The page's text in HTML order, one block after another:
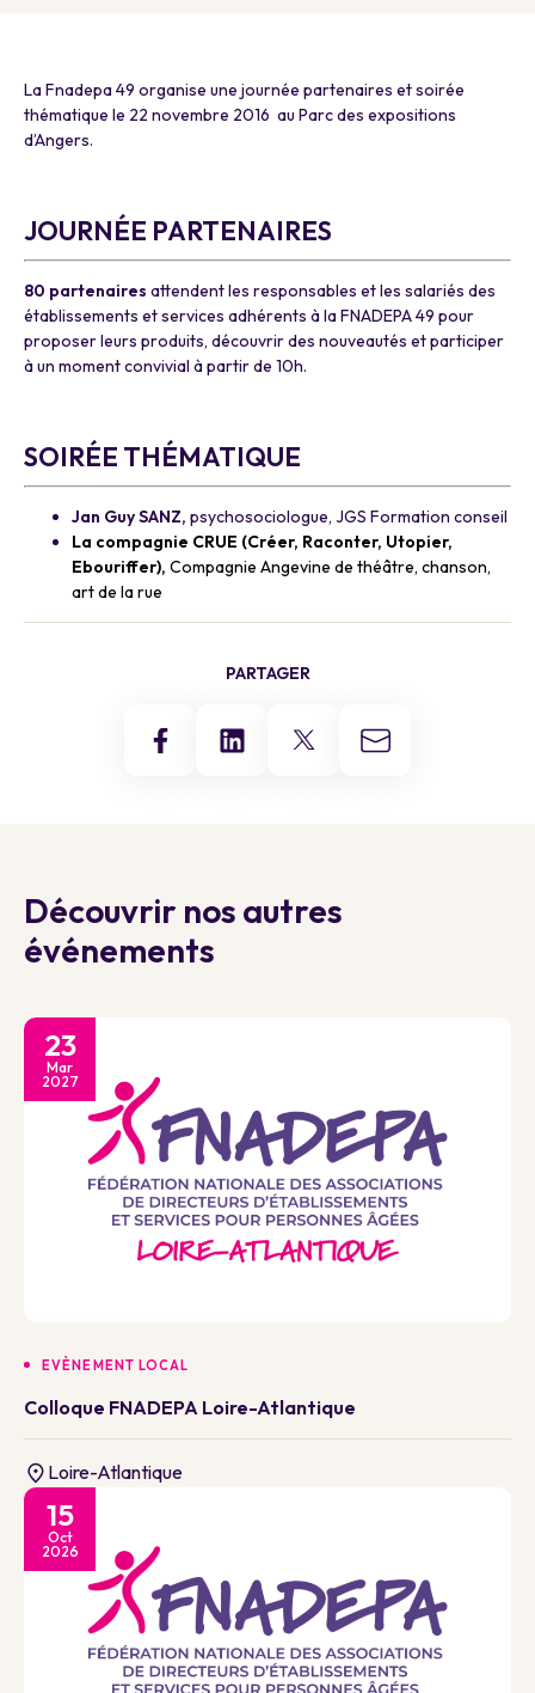
PARTAGER
La Fnadepa 49 organise une journée partenaires et soirée
thématique le 22 novembre 2016 au Parc des expositions
d’Angers.
JOURNÉE PARTENAIRES
80 partenaires attendent les responsables et les salariés des
établissements et services adhérents à la FNADEPA 49 pour
proposer leurs produits, découvrir des nouveautés et participer
à un moment convivial à partir de 10h.
SOIRÉE THÉMATIQUE
Jan Guy SANZ, psychosociologue, JGS Formation conseil
La compagnie CRUE (Créer, Raconter, Utopier,
Ebouriffer), Compagnie Angevine de théâtre, chanson,
art de la rue
Découvrir nos autres
événements
23
Mar
2027
EVÈNEMENT LOCAL
Colloque FNADEPA Loire-Atlantique
Loire-Atlantique
15
Oct
2026